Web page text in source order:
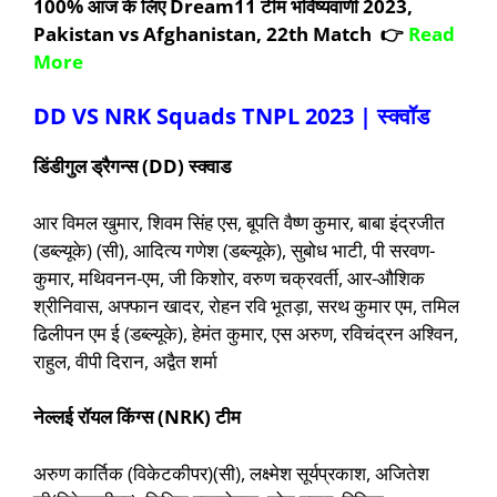
100% आज के लिए Dream11 टीम भविष्यवाणी 2023,
Pakistan vs Afghanistan, 22th Match 👉 Read
More
DD VS NRK Squads TNPL 2023 |स्क्वॉड
डिंडीगुल ड्रैगन्स (DD) स्क्वाड
आर विमल खुमार, शिवम सिंह एस, बूपति वैष्ण कुमार, बाबा इंद्रजीत
(डब्ल्यूके) (सी), आदित्य गणेश (डब्ल्यूके), सुबोध भाटी, पी सरवण-
कुमार, मथिवनन-एम, जी किशोर, वरुण चक्रवर्ती, आर-औशिक
श्रीनिवास, अफ्फान खादर, रोहन रवि भूतड़ा, सरथ कुमार एम, तमिल
ढिलीपन एम ई (डब्ल्यूके), हेमंत कुमार, एस अरुण, रविचंद्रन अश्विन,
राहुल, वीपी दिरान, अद्वैत शर्मा
नेल्लई रॉयल किंग्स (NRK) टीम
अरुण कार्तिक (विकेटकीपर)(सी), लक्ष्मेश सूर्यप्रकाश, अजितेश